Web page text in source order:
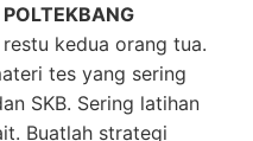
kedua orang tua.
tes yang sering
SKB. Sering latihan
Buatlah strategi